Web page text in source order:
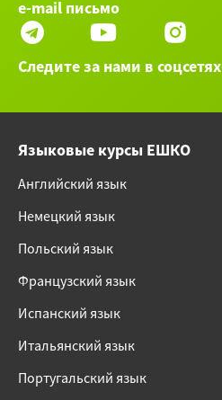
e-mail письмо
Следите за нами в соцсетях
Языковые курсы ЕШКО
Английский язык
Немецкий язык
Польский язык
Французский язык
Испанский язык
Итальянский язык
Португальский язык